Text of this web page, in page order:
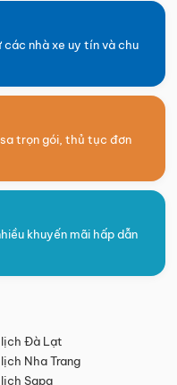
nhà xe uy tín và chu
trọn gói, thủ tục đơn
khuyến mãi hấp dẫn
lịch Đà Lạt
lịch Nha Trang
lịch Sapa